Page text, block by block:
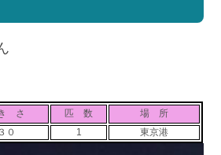
Blog
会社概要
さ 匹 数
場 所
０ 1 東京港